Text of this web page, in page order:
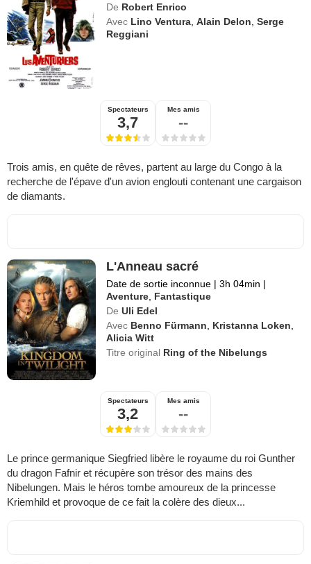
De Robert Enrico
Avec Lino Ventura ,Alain Delon ,Serge
Reggiani
Spectateurs
3,7
Mes amis
--
Trois amis, en quête de rêves, partent au large du Congo à la
recherche de l'épave d'un avion englouti contenant une cargaison
de diamants.
L'Anneau sacré
Date de sortie inconnue | 3h 04min |
Aventure Fantastique
De Uli Edel
Avec Benno Fürmann Kristanna Loken
Alicia Witt
Titre original Ring of the Nibelungs
Spectateurs
3,2
Mes amis
--
Le prince germanique Siegfried libère le royaume du roi Gunther
du dragon Fafnir et récupère son trésor des mains des
Nibelungen. Mais le héros tombe amoureux de la princesse
Kriemhild et provoque de ce fait la colère des dieux...